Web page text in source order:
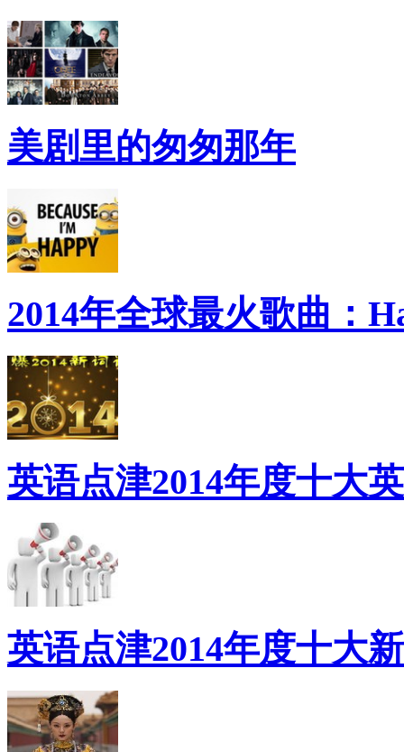
美剧里的匆匆那年
2014年全球最火歌曲：
英语点津2014年度十大
英语点津2014年度十大